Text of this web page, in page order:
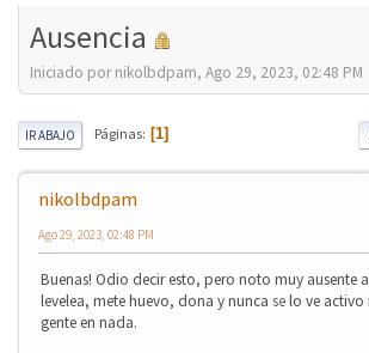
Ausencia
Iniciado por nikolbdpam, Ago 29, 2023, 02:48 PM
IR ABAJO Páginas 1
nikolbdpam
Ago 29, 2023, 02:48 PM
Buenas! Odio decir esto, pero noto muy ausente
levelea, mete huevo, dona y nunca se lo ve
gente en nada.